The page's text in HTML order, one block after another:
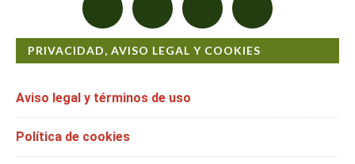
PRIVACIDAD, AVISO LEGAL Y COOKIES
Aviso legal y términos de uso
Política de cookies